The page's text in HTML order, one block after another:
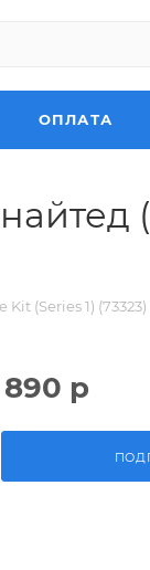
ОПЛАТА
(Series 1) (73323)
890 р